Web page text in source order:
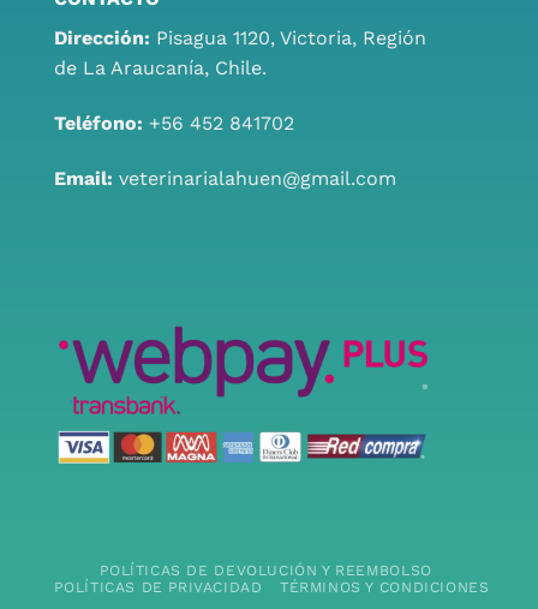
Dirección: Pisagua 1120, Victoria, Región
de La Araucanía, Chile.
Teléfono: +56 452 841702
Email: veterinarialahuen@gmail.com
POLÍTICAS DE DEVOLUCIÓN Y REEMBOLSO
POLÍTICAS DE PRIVACIDAD
TÉRMINOS Y CONDICIONES